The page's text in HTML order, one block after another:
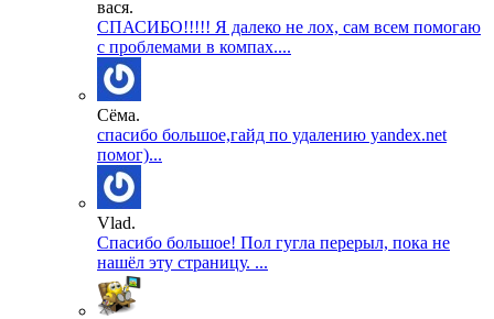
вася.
СПАСИБО!!!!! Я далеко не лох, сам всем помогаю
с проблемами в компах....
Сёма.
спасибо большое,гайд по удалению yandex.net
помог)...
Vlad.
Спасибо большое! Пол гугла перерыл, пока не
нашёл эту страницу. ...